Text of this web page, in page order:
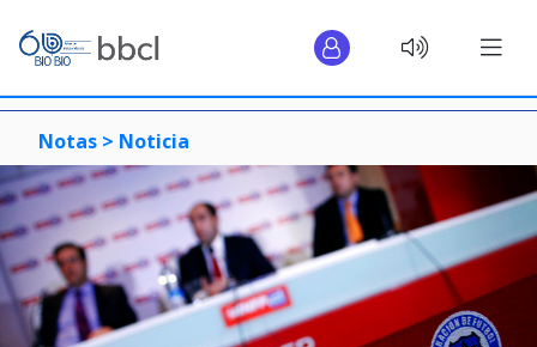
Notas > Noticia